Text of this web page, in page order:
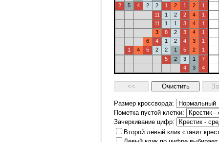
2
5 4 2 2 1 2 1 2
1
11
1 2 2 4
1
11
1 1 3 4
1
3
8 2 3 4
1
6
4 1 2 4 3
1
1
4 5 2 2 1 5 2
1
5
2 3 1
7
4
3 4
Размер кроссворда:
Пометка пустой клетки:
Зачеркивание цифр:
Второй левый клик ставит